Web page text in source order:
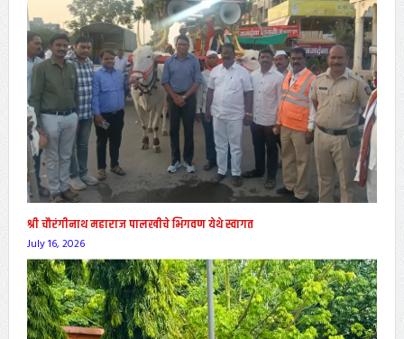
श्री चौरंगीनाथ महाराज पालखीचे भिगवण येथे स्वागत
July 16, 2026